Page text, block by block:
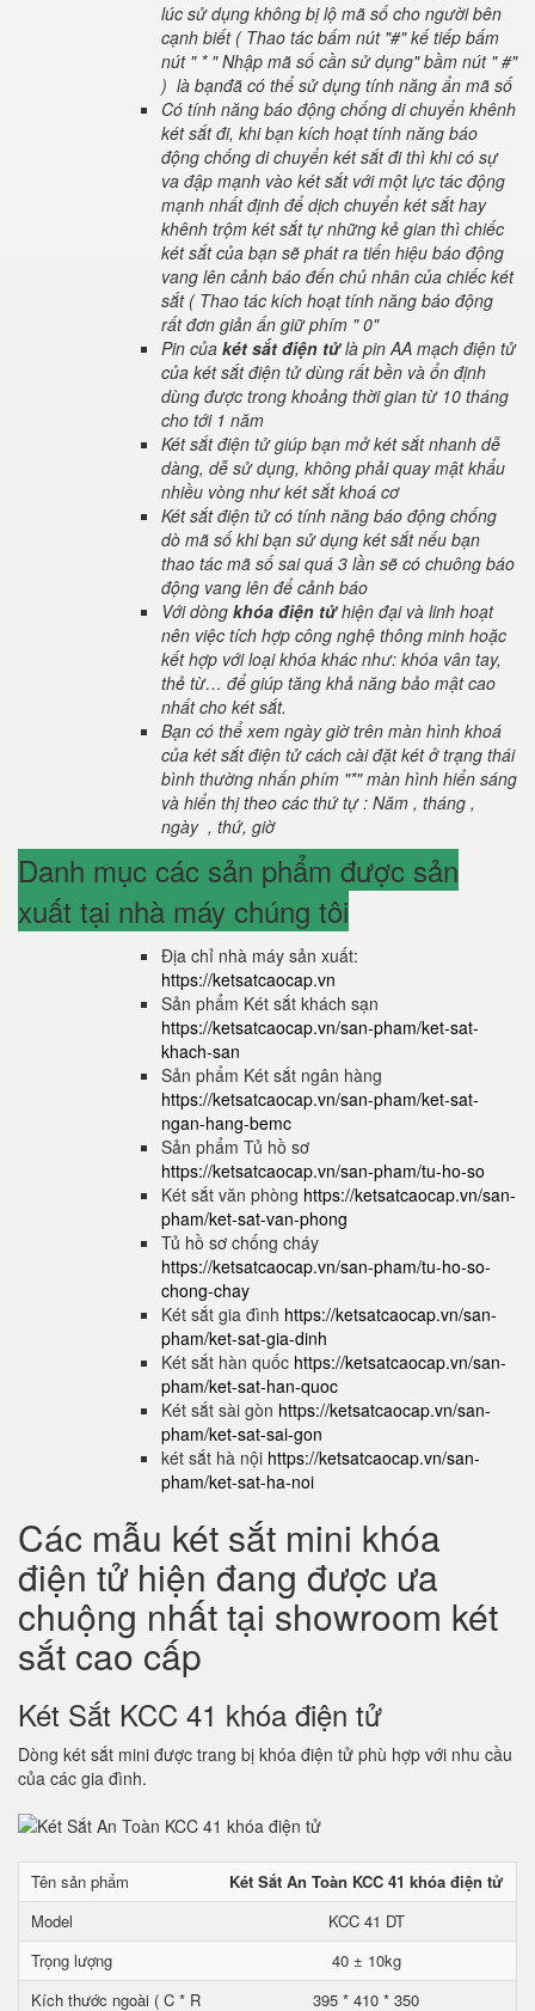
lúc sử dụng không bị lộ mã số cho người bên
cạnh biết ( Thao tác bấm nút "#" kế tiếp bấm
nút " * " Nhập mã số cần sử dụng" bầm nút " #"
) là bạnđã có thể sử dụng tính năng ẩn mã số
Có tính năng báo động chống di chuyển khênh
két sắt đi, khi bạn kích hoạt tính năng báo
động chống di chuyển két sắt đi thì khi có sự
va đập mạnh vào két sắt với một lực tác động
mạnh nhất định để dịch chuyển két sắt hay
khênh trộm két sắt tự những kẻ gian thì chiếc
két sắt của bạn sẽ phát ra tiến hiệu báo động
vang lên cảnh báo đến chủ nhân của chiếc két
sắt ( Thao tác kích hoạt tính năng báo động
rất đơn giản ấn giữ phím " 0"
Pin của két sắt điện tửlà pin AA mạch điện tử
của két sắt điện tử dùng rất bền và ổn định
dùng được trong khoảng thời gian từ 10 tháng
cho tới 1 năm
Két sắt điện tử giúp bạn mở két sắt nhanh dễ
dàng, dễ sử dụng, không phải quay mật khẩu
nhiều vòng như két sắt khoá cơ
Két sắt điện tử có tính năng báo động chống
dò mã số khi bạn sử dụng két sắt nếu bạn
thao tác mã số sai quá 3 lần sẽ có chuông báo
động vang lên để cảnh báo
Với dòng khóa điện tửhiện đại và linh hoạt
nên việc tích hợp công nghệ thông minh hoặc
kết hợp với loại khóa khác như: khóa vân tay,
thẻ từ… để giúp tăng khả năng bảo mật cao
nhất cho két sắt.
Bạn có thể xem ngày giờ trên màn hình khoá
của két sắt điện tử cách cài đặt két ở trạng thái
bình thường nhấn phím "*" màn hình hiển sáng
và hiển thị theo các thứ tự : Năm , tháng ,
ngày , thứ, giờ
Danh mục các sản phẩm được sản
xuất tại nhà máy chúng tôi
Địa chỉ nhà máy sản xuất:
https://ketsatcaocap.vn
Sản phẩm Két sắt khách sạn
https://ketsatcaocap.vn/san-pham/ket-sat-
khach-san
Sản phẩm Két sắt ngân hàng
https://ketsatcaocap.vn/san-pham/ket-sat-
ngan-hang-bemc
Sản phẩm Tủ hồ sơ
https://ketsatcaocap.vn/san-pham/tu-ho-so
Két sắt văn phòng https://ketsatcaocap.vn/san-
pham/ket-sat-van-phong
Tủ hồ sơ chống cháy
https://ketsatcaocap.vn/san-pham/tu-ho-so-
chong-chay
Két sắt gia đình https://ketsatcaocap.vn/san-
pham/ket-sat-gia-dinh
Két sắt hàn quốc https://ketsatcaocap.vn/san-
pham/ket-sat-han-quoc
Két sắt sài gòn https://ketsatcaocap.vn/san-
pham/ket-sat-sai-gon
két sắt hà nội https://ketsatcaocap.vn/san-
pham/ket-sat-ha-noi
Các mẫu két sắt mini khóa
điện tử hiện đang được ưa
chuộng nhất tại showroom két
sắt cao cấp
Két Sắt KCC 41 khóa điện tử
Dòng két sắt mini được trang bị khóa điện tử phù hợp với nhu cầu
của các gia đình.
Tên sản phẩm
Két Sắt An Toàn KCC 41 khóa điện tử
Model
KCC 41 DT
Trọng lượng
40 ± 10kg
Kích thước ngoài ( C * R
395 * 410 * 350